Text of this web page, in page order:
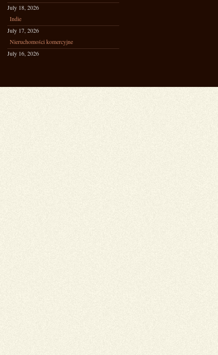
July 18, 2026
Indie
July 17, 2026
Nieruchomości komercyjne
July 16, 2026